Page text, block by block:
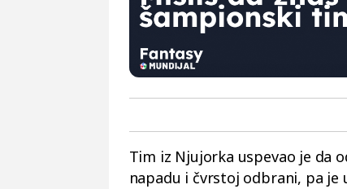
Tim iz Njujorka uspevao je da
napadu i čvrstoj odbrani, pa